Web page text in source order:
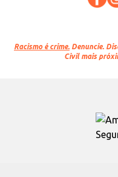
Racismo é crime. Denuncie.
Civil mais